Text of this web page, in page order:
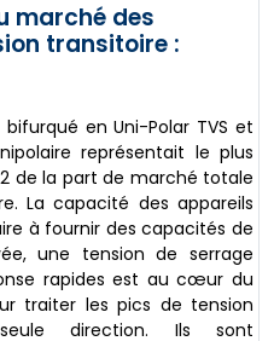
marché des
transitoire :
en Uni-Polar TVS et
représentait le plus
de la part de marché totale
La capacité des appareils
à fournir des capacités de
une tension de serrage
rapides est au cœur du
traiter les pics de tension
direction. Ils sont